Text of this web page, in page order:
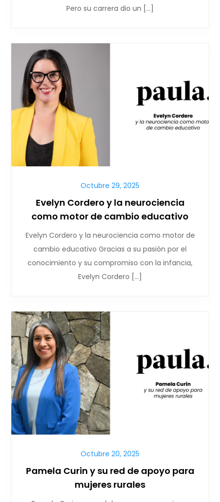
Pero su carrera dio un […]
Octubre 29, 2025
Evelyn Cordero y la neurociencia
como motor de cambio educativo
Evelyn Cordero y la neurociencia como motor de
cambio educativo Gracias a su pasión por el
conocimiento y su compromiso con la infancia,
Evelyn Cordero […]
Octubre 20, 2025
Pamela Curin y su red de apoyo para
mujeres rurales